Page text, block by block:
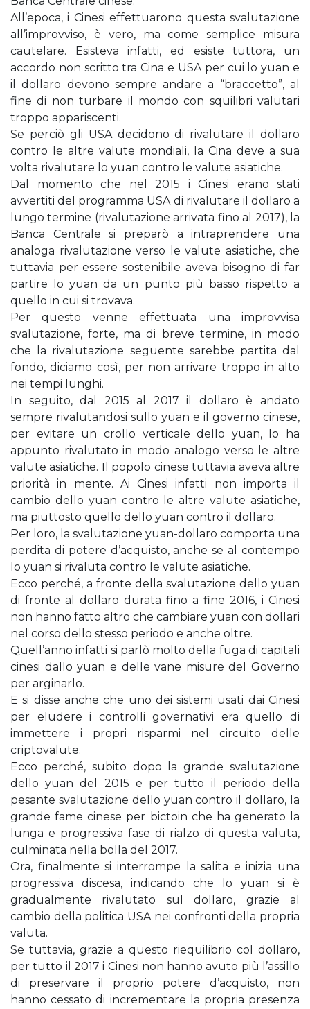
All’epoca, i Cinesi effettuarono questa svalutazione
all’improvviso, è vero, ma come semplice misura
cautelare. Esisteva infatti, ed esiste tuttora, un
accordo non scritto tra Cina e USA per cui lo yuan e
il dollaro devono sempre andare a “braccetto”, al
fine di non turbare il mondo con squilibri valutari
troppo appariscenti.
Se perciò gli USA decidono di rivalutare il dollaro
contro le altre valute mondiali, la Cina deve a sua
volta rivalutare lo yuan contro le valute asiatiche.
Dal momento che nel 2015 i Cinesi erano stati
avvertiti del programma USA di rivalutare il dollaro a
lungo termine (rivalutazione arrivata fino al 2017), la
Banca Centrale si preparò a intraprendere una
analoga rivalutazione verso le valute asiatiche, che
tuttavia per essere sostenibile aveva bisogno di far
partire lo yuan da un punto più basso rispetto a
quello in cui si trovava.
Per questo venne effettuata una improvvisa
svalutazione, forte, ma di breve termine, in modo
che la rivalutazione seguente sarebbe partita dal
fondo, diciamo così, per non arrivare troppo in alto
nei tempi lunghi.
In seguito, dal 2015 al 2017 il dollaro è andato
sempre rivalutandosi sullo yuan e il governo cinese,
per evitare un crollo verticale dello yuan, lo ha
appunto rivalutato in modo analogo verso le altre
valute asiatiche. Il popolo cinese tuttavia aveva altre
priorità in mente. Ai Cinesi infatti non importa il
cambio dello yuan contro le altre valute asiatiche,
ma piuttosto quello dello yuan contro il dollaro.
Per loro, la svalutazione yuan-dollaro comporta una
perdita di potere d’acquisto, anche se al contempo
lo yuan si rivaluta contro le valute asiatiche.
Ecco perché, a fronte della svalutazione dello yuan
di fronte al dollaro durata fino a fine 2016, i Cinesi
non hanno fatto altro che cambiare yuan con dollari
nel corso dello stesso periodo e anche oltre.
Quell’anno infatti si parlò molto della fuga di capitali
cinesi dallo yuan e delle vane misure del Governo
per arginarlo.
E si disse anche che uno dei sistemi usati dai Cinesi
per eludere i controlli governativi era quello di
immettere i propri risparmi nel circuito delle
criptovalute.
Ecco perché, subito dopo la grande svalutazione
dello yuan del 2015 e per tutto il periodo della
pesante svalutazione dello yuan contro il dollaro, la
grande fame cinese per bictoin che ha generato la
lunga e progressiva fase di rialzo di questa valuta,
culminata nella bolla del 2017.
Ora, finalmente si interrompe la salita e inizia una
progressiva discesa, indicando che lo yuan si è
gradualmente rivalutato sul dollaro, grazie al
cambio della politica USA nei confronti della propria
valuta.
Se tuttavia, grazie a questo riequilibrio col dollaro,
per tutto il 2017 i Cinesi non hanno avuto più l’assillo
di preservare il proprio potere d’acquisto, non
hanno cessato di incrementare la propria presenza